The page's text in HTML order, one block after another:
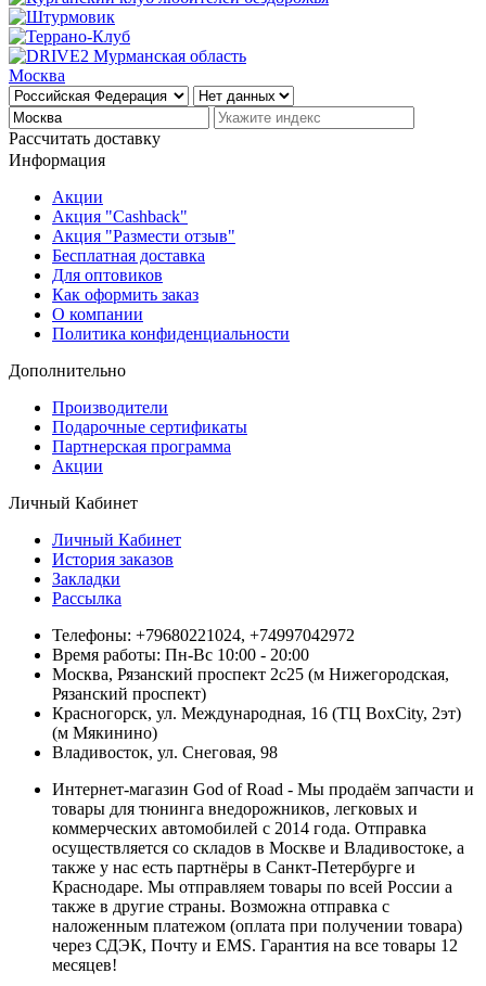
Москва
Рассчитать доставку
Информация
Акции
Акция "Cashback"
Акция "Размести отзыв"
Бесплатная доставка
Для оптовиков
Как оформить заказ
О компании
Политика конфиденциальности
Дополнительно
Производители
Подарочные сертификаты
Партнерская программа
Акции
Личный Кабинет
Личный Кабинет
История заказов
Закладки
Рассылка
Телефоны: +79680221024, +74997042972
Время работы: Пн-Вс 10:00 - 20:00
Москва, Рязанский проспект 2с25 (м Нижегородская,
Рязанский проспект)
Красногорск, ул. Международная, 16 (ТЦ BoxСity, 2эт)
(м Мякинино)
Владивосток, ул. Снеговая, 98
Интернет-магазин God of Road - Мы продаём запчасти и
товары для тюнинга внедорожников, легковых и
коммерческих автомобилей с 2014 года. Отправка
осуществляется со складов в Москве и Владивостоке, а
также у нас есть партнёры в Санкт-Петербурге и
Краснодаре. Мы отправляем товары по всей России а
также в другие страны. Возможна отправка с
наложенным платежом (оплата при получении товара)
через СДЭК, Почту и EMS. Гарантия на все товары 12
месяцев!